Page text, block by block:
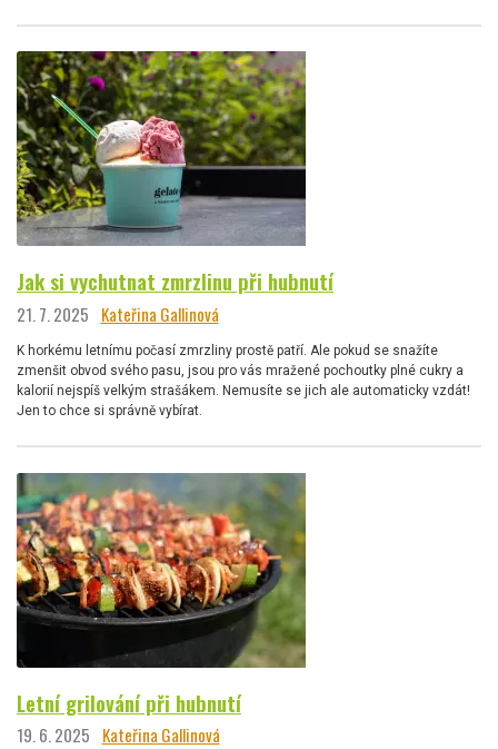
Jak si vychutnat zmrzlinu při hubnutí
21. 7. 2025 Kateřina Gallinová
K horkému letnímu počasí zmrzliny prostě patří. Ale pokud se snažíte
zmenšit obvod svého pasu, jsou pro vás mražené pochoutky plné cukry a
kalorií nejspíš velkým strašákem. Nemusíte se jich ale automaticky vzdát!
Jen to chce si správně vybírat.
Letní grilování při hubnutí
19. 6. 2025 Kateřina Gallinová